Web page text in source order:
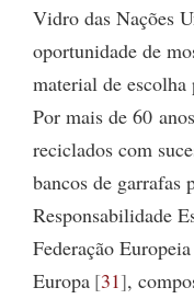
Vidro das Nações
oportunidade de
material de
Por mais de 60
reciclados com
bancos de garrafas
Responsabilidade
Federação
Europa 31 ,